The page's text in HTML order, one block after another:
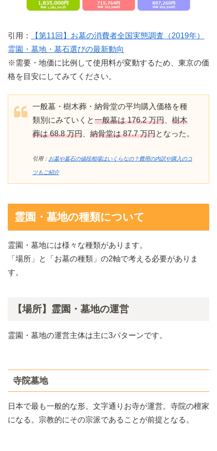
引用：
【第11回】お墓の消費者全国実態調査（2019年）
霊園・墓地・墓石選びの最新動向
※需要・地価に比例して使用料が変動するため、東京の価
格を目安にしてみてください。
一般墓・樹木葬・納骨堂の平均購入価格を種
類別にみていくと一般墓は 176.2 万円
樹木
葬は 68.8 万円
納骨堂は 87.7 万円となった。
引用： お墓や墓石の値段相場はいくらなの？費用の内訳や購入のコ
ツもご紹介
霊園・墓地の種類について
霊園・墓地には様々な種類があります。
「場所」と「お墓の種類」の2軸で考える必要がありま
す。
【場所】霊園・墓地の運営
霊園・墓地の運営主体は主に3パターンです。
寺院墓地
日本で最も一般的な形。文字通りお寺が運営。寺院の檀家
になる。宗教的にその宗派であることが前提となる。